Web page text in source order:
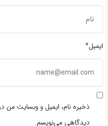
ایمیل*
ذخیره نام، ایمیل و وبسایت من
دیدگاهی می‌نویسم.